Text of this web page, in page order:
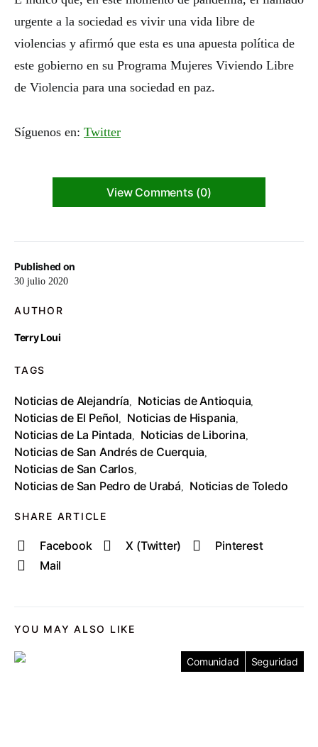
Published on
30 julio 2020
AUTHOR
Terry Loui
TAGS
Noticias de Alejandría, Noticias de Antioquia,
Noticias de El Peñol, Noticias de Hispania,
Noticias de La Pintada, Noticias de Liborina,
Noticias de San Andrés de Cuerquia,
Noticias de San Carlos,
Noticias de San Pedro de Urabá, Noticias de Toledo
SHARE ARTICLE
Facebook X (Twitter)
Pinterest
Mail
urgente a la sociedad es vivir una vida libre de
violencias y afirmó que esta es una apuesta política de
este gobierno en su Programa Mujeres Viviendo Libre
de Violencia para una sociedad en paz.
Síguenos en: Twitter
View Comments (0)
YOU MAY ALSO LIKE
Comunidad Seguridad